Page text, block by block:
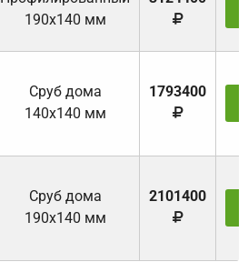
190х140 мм
Cруб дома
140х140 мм
1793400
Cруб дома
190х140 мм
2101400